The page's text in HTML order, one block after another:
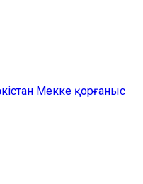
Мекке қорғаныс